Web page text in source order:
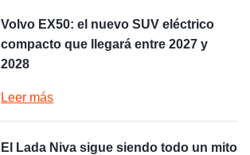
Volvo EX50: el nuevo SUV eléctrico
compacto que llegará entre 2027 y
2028
Leer más
El Lada Niva sigue siendo todo un mito